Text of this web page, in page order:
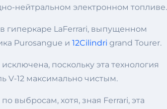
нейтральном электронном топливе.
гиперкаре LaFerrari, выпущенном
Purosangue и 12Cilindri grand Tourer.
поскольку эта технология
V-12 максимально чистым.
выбросам, хотя, зная Ferrari, эта